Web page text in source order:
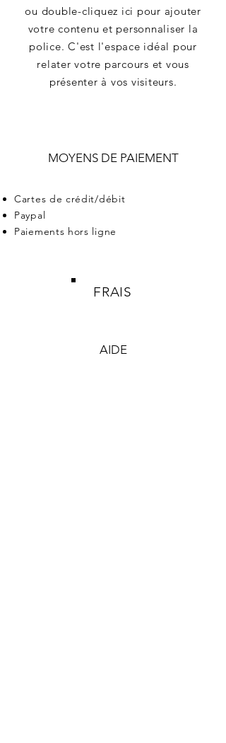
ou double-cliquez ici pour ajouter
votre contenu et personnaliser la
police. C'est l'espace idéal pour
relater votre parcours et vous
présenter à vos visiteurs.
MOYENS DE PAIEMENT
Cartes de crédit/débit
Paypal
Paiements hors ligne
FRAIS
AIDE